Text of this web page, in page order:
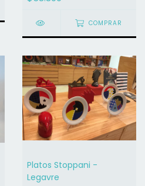
COMPRAR
Platos Stoppani -
Legavre